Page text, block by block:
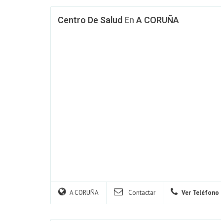
Centro De Salud En A CORUÑA
A CORUÑA Contactar Ver Teléfono